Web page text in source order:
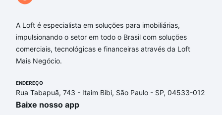
Jardim Atílio Silvano, Sorocaba, SP?
Aqui na Loft temos a oferta ideal para você, com
Imóveis com 3 suites à venda em Jardim Atílio
Silvano, Sorocaba, SP que custam a partir de R$ 0 e
com nossas opções de financiamento imobiliário as
ainda tem alguma dúvida dos custos envolvidos no
processo de compra, veja em nosso portal quanto
custa comprar um apartamento
A Loft é especialista em soluções para imobiliárias,
impulsionando o setor em todo o Brasil com soluções
comerciais, tecnológicas e financeiras através da Loft
Mais Negócio.
ENDEREÇO
Rua Tabapuã, 743 - Itaim Bibi, São Paulo - SP, 04533-012
Baixe nosso app